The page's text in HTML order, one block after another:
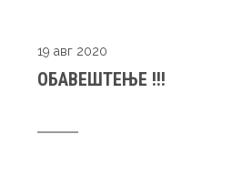
19 авг 2020
ОБАВЕШТЕЊЕ !!!